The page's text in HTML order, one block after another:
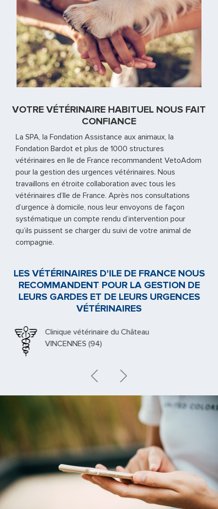
VOTRE VÉTÉRINAIRE HABITUEL NOUS FAIT
CONFIANCE
La SPA, la Fondation Assistance aux animaux, la
Fondation Bardot et plus de 1000 structures
vétérinaires en Ile de France recommandent VetoAdom
pour la gestion des urgences vétérinaires. Nous
travaillons en étroite collaboration avec tous les
vétérinaires d’Ile de France. Après nos consultations
d’urgence à domicile, nous leur envoyons de façon
systématique un compte rendu d’intervention pour
qu’ils puissent se charger du suivi de votre animal de
compagnie.
LES VÉTÉRINAIRES D'ILE DE FRANCE NOUS
RECOMMANDENT POUR LA GESTION DE
LEURS GARDES ET DE LEURS URGENCES
VÉTÉRINAIRES
Clinique vétérinaire du Château
VINCENNES (94)
Previous